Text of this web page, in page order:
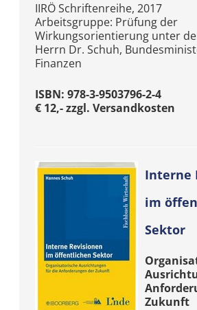
IIRÖ Schriftenreihe, 2017
Arbeitsgruppe: Prüfung der
Wirkungsorientierung unter
Herrn Dr. Schuh,
Finanzen
ISBN: 978-3-9503796-2-4
€ 12,- zzgl. Versandkosten
Interne
im
Sektor
Zukunft